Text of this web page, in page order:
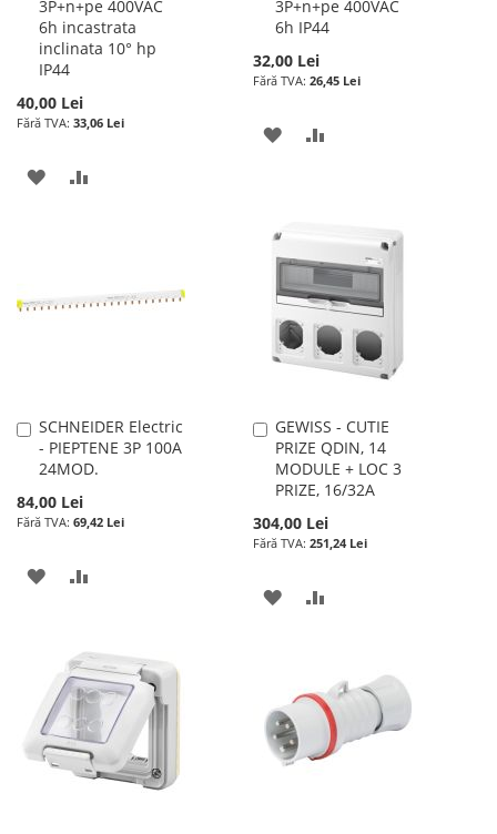
3P+n+pe 400VAC
6h incastrata
inclinata 10° hp
IP44
40,00 Lei
33,06 Lei
în
cos
ADAUGATI
3P+n+pe 400VAC
6h IP44
32,00 Lei
26,45 Lei
în
cos
ADAUGATI
DORINTE
SCHNEIDER Electric
- PIEPTENE 3P 100A
24MOD.
84,00 Lei
69,42 Lei
Adauga
în
cos
ADAUGATI
LISTA
DE
DORINTE
COMPARARE
GEWISS - CUTIE
PRIZE QDIN, 14
MODULE + LOC 3
PRIZE, 16/32A
304,00 Lei
251,24 Lei
Adauga
în
cos
ADAUGATI
DE
DORINTE
COMPARARE